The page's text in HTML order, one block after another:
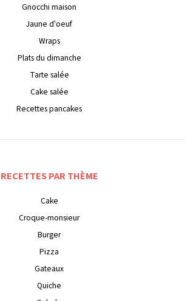
Gnocchi maison
Jaune d'oeuf
Wraps
Plats du dimanche
Tarte salée
Cake salée
Recettes pancakes
RECETTES PAR THÈME
Cake
Croque-monsieur
Burger
Pizza
Gateaux
Quiche